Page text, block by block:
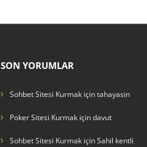
SON YORUMLAR
Sohbet Sitesi Kurmak içintahayasin
Poker Sitesi Kurmak içindavut
Sohbet Sitesi Kurmak içinSahil kentli